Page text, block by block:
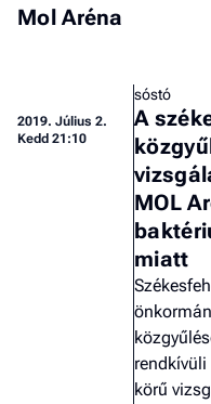
Mol Aréna
2019. Július 2.
Kedd 21:10
sóstó
A
MOL
miatt
körű